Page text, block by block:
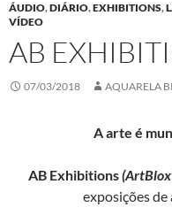
ÁUDIO,DIÁRIO,EXHIBITIONS,
VÍDEO
AB
07/03/2018 AQUARELA
A arte é
AB Exhibitions
exposições de